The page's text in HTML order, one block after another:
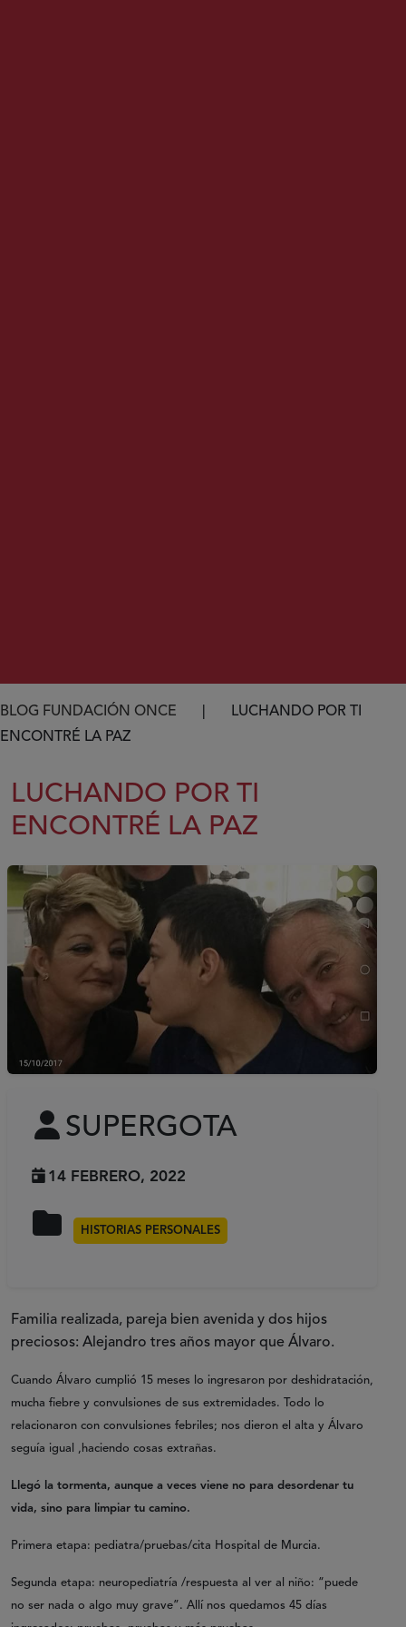
Ruta de navegación
BLOG FUNDACIÓN ONCE
LUCHANDO POR TI
ENCONTRÉ LA PAZ
LUCHANDO POR TI
ENCONTRÉ LA PAZ
SUPERGOTA
14 FEBRERO, 2022
HISTORIAS PERSONALES
Familia realizada, pareja bien avenida y dos hijos
preciosos: Alejandro tres años mayor que Álvaro.
Cuando Álvaro cumplió 15 meses lo ingresaron por deshidratación,
mucha fiebre y convulsiones de sus extremidades. Todo lo
relacionaron con convulsiones febriles; nos dieron el alta y Álvaro
seguía igual ,haciendo cosas extrañas.
Llegó la tormenta, aunque a veces viene no para desordenar tu
vida, sino para limpiar tu camino.
Primera etapa: pediatra/pruebas/cita Hospital de Murcia.
Segunda etapa: neuropediatría /respuesta al ver al niño: “puede
no ser nada o algo muy grave”. Allí nos quedamos 45 días